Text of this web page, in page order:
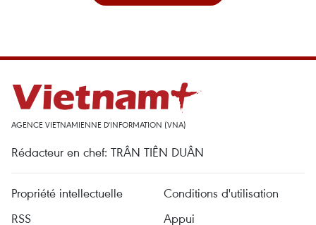
AGENCE VIETNAMIENNE D'INFORMATION (VNA)
Rédacteur en chef: TRÂN TIÊN DUÂN
Propriété intellectuelle
Conditions d'utilisation
RSS
Appui